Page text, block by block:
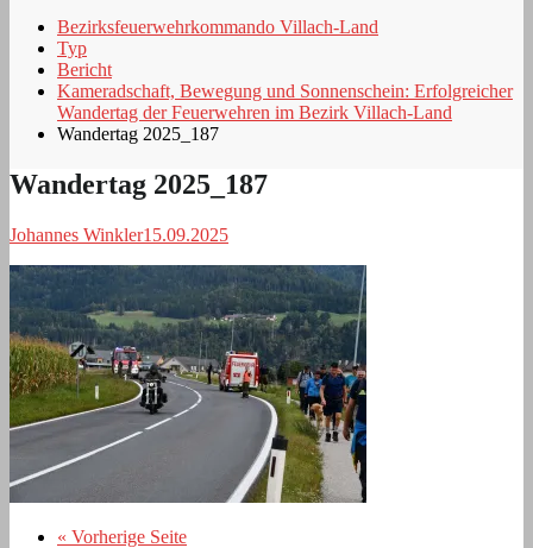
Bezirksfeuerwehrkommando Villach-Land
Typ
Bericht
Kameradschaft, Bewegung und Sonnenschein: Erfolgreicher
Wandertag der Feuerwehren im Bezirk Villach-Land
Wandertag 2025_187
Wandertag 2025_187
Johannes Winkler15.09.2025
« Vorherige Seite